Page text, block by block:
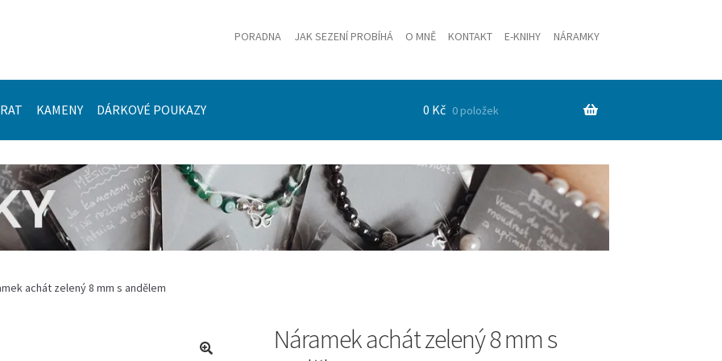
PORADNA JAK SEZENÍ PROBÍHÁ O MNĚ KONTAKT E-KNIHY NÁRAMKY
KAMENY DÁRKOVÉ POUKAZY 0 Kč 0 položek
achát zelený 8 mm s andělem
Náramek achát zelený 8 mm s